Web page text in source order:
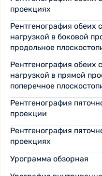
проекциях
Рентгенография обеих
нагрузкой в боковой
продольное
Рентгенография обеих
нагрузкой в прямой
поперечное
Рентгенография
проекции
Рентгенография
проекциях
Урограмма обзорная